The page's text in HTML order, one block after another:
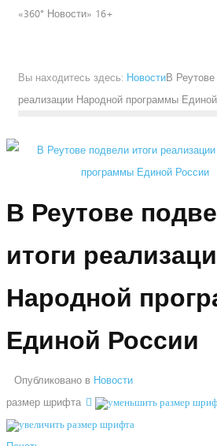
«360° Новости» 16+
Вы находитесь здесь: НовостиВ
реализации Народной программы
В Реутове
итоги
Народной
Единой России
Опубликовано в Новости
размер шрифта